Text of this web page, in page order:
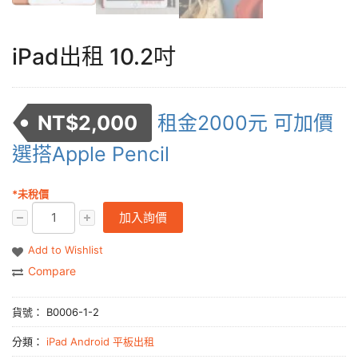
iPad出租 10.2吋
NT$2,000
租金2000元 可加價
選搭Apple Pencil
*未稅價
加入詢價
Add to Wishlist
Compare
貨號： B0006-1-2
分類： iPad Android 平板出租